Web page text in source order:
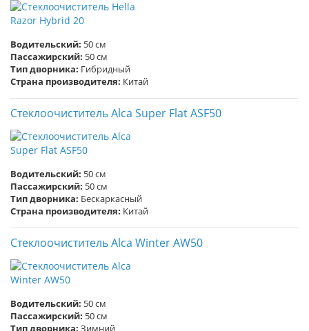
Водительский: 50 см
Пассажирский: 50 см
Тип дворника: Гибридный
Страна производителя: Китай
Стеклоочиститель Alca Super Flat ASF50
Водительский: 50 см
Пассажирский: 50 см
Тип дворника: Бескаркасный
Страна производителя: Китай
Стеклоочиститель Alca Winter AW50
Водительский: 50 см
Пассажирский: 50 см
Тип дворника: Зимний